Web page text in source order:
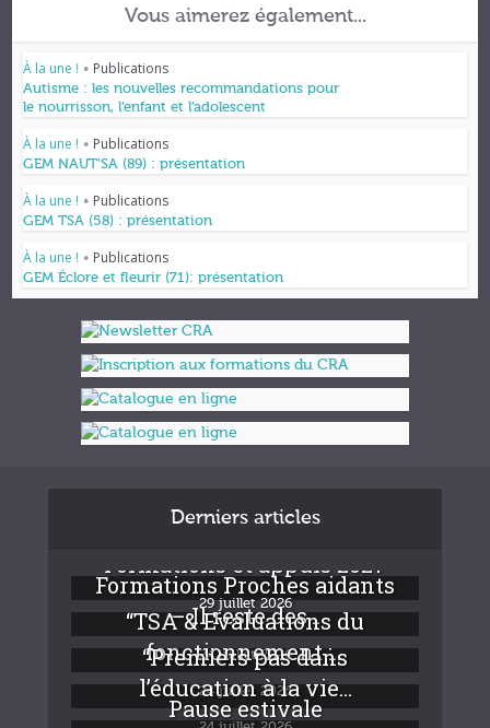
Vous aimerez également...
À la une ! • Publications
Autisme : les nouvelles recommandations pour
le nourrisson, l’enfant et l’adolescent
À la une ! • Publications
GEM NAUT’SA (89) : présentation
À la une ! • Publications
GEM TSA (58) : présentation
À la une ! • Publications
GEM Éclore et fleurir (71): présentation
Derniers articles
Formations et appuis 2027
29 juillet 2026
Formations Proches aidants
– Il reste des...
24 juillet 2026
“TSA & Evaluations du
fonctionnement :...
24 juillet 2026
“Premiers pas dans
l’éducation à la vie...
Pause estivale